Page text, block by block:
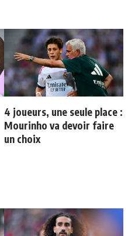
4 joueurs, une seule place :
Mourinho va devoir faire
un choix